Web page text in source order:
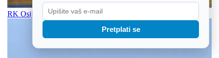
RK Osijek počinje pripreme: Veraja pozdravlja i tri nova igrača
Pretplati se